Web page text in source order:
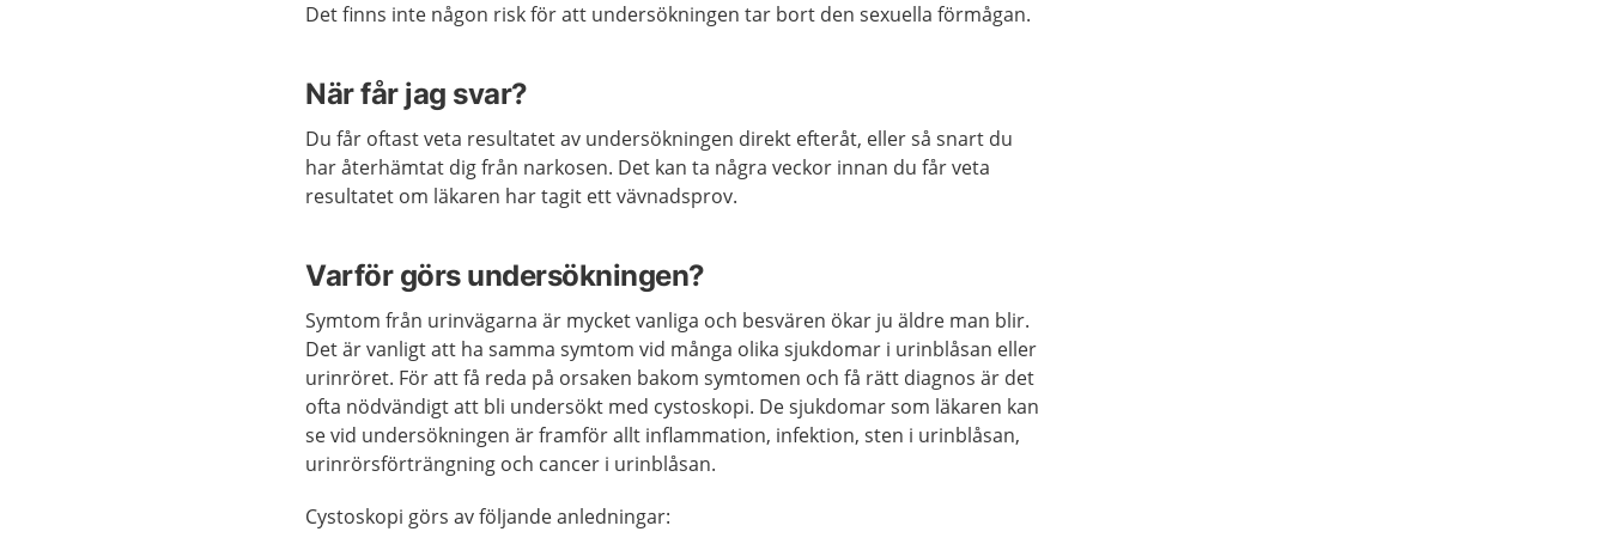
Det finns inte någon risk för att undersökningen tar bort den sexuella förmågan.
När får jag svar?
Du får oftast veta resultatet av undersökningen direkt efteråt, eller så snart du
har återhämtat dig från narkosen. Det kan ta några veckor innan du får veta
resultatet om läkaren har tagit ett vävnadsprov.
Varför görs undersökningen?
Symtom från urinvägarna är mycket vanliga och besvären ökar ju äldre man blir.
Det är vanligt att ha samma symtom vid många olika sjukdomar i urinblåsan eller
urinröret. För att få reda på orsaken bakom symtomen och få rätt diagnos är det
ofta nödvändigt att bli undersökt med cystoskopi. De sjukdomar som läkaren kan
se vid undersökningen är framför allt inflammation, infektion, sten i urinblåsan,
urinrörsförträngning och cancer i urinblåsan.
Cystoskopi görs av följande anledningar: